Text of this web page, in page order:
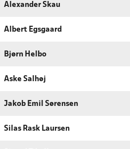
Alexander Skau
Albert Egsgaard
Bjørn Helbo
Aske Salhøj
Jakob Emil Sørensen
Silas Rask Laursen